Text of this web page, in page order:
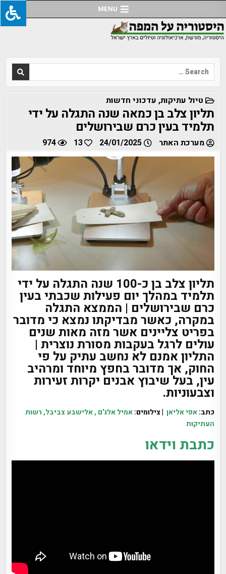
to
content
MENU
Search
for:
POSTED
IN
טיול עתיקות, עדכוני חדשות
תליון צלב בן כמאה שנה התגלה על ידי
תלמיד בעין כרם שבירושלים
מערכת האתר 24/01/2025
13
974
תליון צלב בן כ-100 שנה התגלה על ידי
תלמיד במהלך יום פעילות שכבתי בעין
כרם שבירושלים | הממצא התגלה
במקרה, כאשר מבדיקתו נמצא כי מדובר
בפריט צליינים אשר מזה מאות שנים
עולים לרגל בעקבות מסורת נוצרית |
התליון אמנם לא נחשב עתיק על פי
החוק, אך מדובר בחפץ מיוחד ומרהיב
עין, בעל שיבוץ אבנים יקרות זעירות
וצבעוניות.
כתב:אפי אליאן | צילומים:אמיל אלג'ם , אלישבע צביבל, רשות
העתיקות
כתבת וידאו